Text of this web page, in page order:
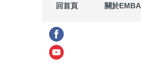
回首頁 關於EMBA